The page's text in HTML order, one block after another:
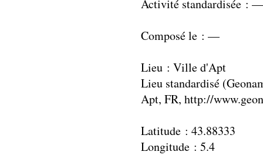
Activité standardisée : —
Composé le : —
Lieu : Ville d'Apt
Lieu standardisé
Apt, FR, http://
Latitude : 43.88333
Longitude : 5.4